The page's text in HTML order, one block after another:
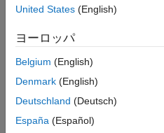
自動微分への dlgradient と dlfeval の併用
自動微分の特性
参考
損失などの目的関数、
す。
% High-level training loop
while (n < nmax)
United States (English)
ヨーロッパ
Belgium (English)
Denmark (English)
Deutschland (Deutsch)
España (Español)